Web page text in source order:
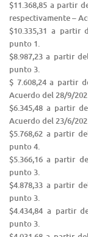
$11.368,85 a partir
respectivamente​ –
$10.335,31 a partir
punto 1.
$8.987,23 a partir
punto 3.
$ 7.608,24 a partir
Acuerdo del 28/9/
$6.345,48 a partir
Acuerdo del 23/6/
$5.768,62 a partir
punto 4.
$5.366,16 a partir
punto 3.
$4.878,33 a partir
punto 3.
$4.434,84 a partir
punto 3.